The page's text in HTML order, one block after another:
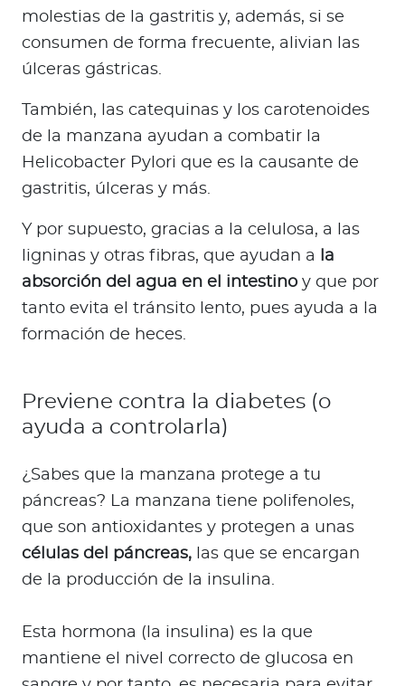
molestias de la gastritis y, además, si se
consumen de forma frecuente, alivian las
úlceras gástricas.
También, las catequinas y los carotenoides
de la manzana ayudan a combatir la
Helicobacter Pylori que es la causante de
gastritis, úlceras y más.
Y por supuesto, gracias a la celulosa, a las
ligninas y otras fibras, que ayudan a
la
absorción del agua en el intestinoy que por
tanto evita el tránsito lento, pues ayuda a la
formación de heces.
Previene contra la diabetes (o
ayuda a controlarla)
¿Sabes que la manzana protege a tu
páncreas? La manzana tiene polifenoles,
que son antioxidantes y protegen a unas
células del páncreas,
las que se encargan
de la producción de la insulina.
Esta hormona (la insulina) es la que
mantiene el nivel correcto de glucosa en